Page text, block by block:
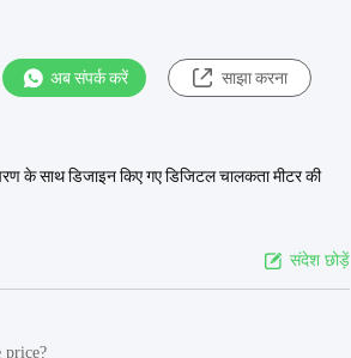
अब संपर्क करें साझा करना
चरण के साथ डिजाइन किए गए डिजिटल चालकता मीटर की
संदेश छोड़ें
price?